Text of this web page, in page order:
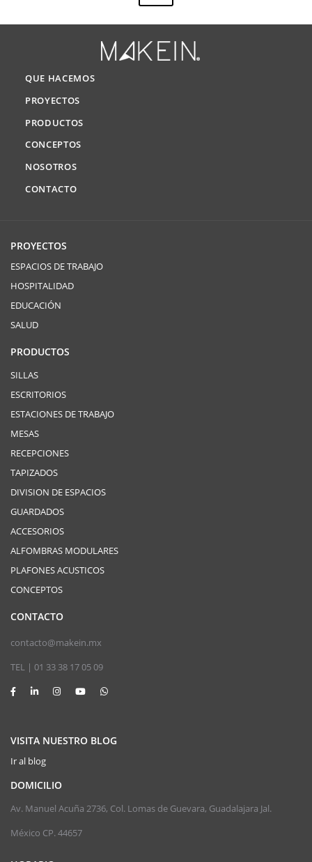
QUE HACEMOS
PROYECTOS
PRODUCTOS
CONCEPTOS
NOSOTROS
CONTACTO
PROYECTOS
ESPACIOS DE TRABAJO
HOSPITALIDAD
EDUCACIÓN
SALUD
PRODUCTOS
SILLAS
ESCRITORIOS
ESTACIONES DE TRABAJO
MESAS
RECEPCIONES
TAPIZADOS
DIVISION DE ESPACIOS
GUARDADOS
ACCESORIOS
ALFOMBRAS MODULARES
PLAFONES ACUSTICOS
CONCEPTOS
CONTACTO
contacto@makein.mx
TEL | 01 33 38 17 05 09
VISITA NUESTRO BLOG
Ir al blog
DOMICILIO
Av. Manuel Acuña 2736, Col. Lomas de Guevara, Guadalajara Jal.
México CP. 44657